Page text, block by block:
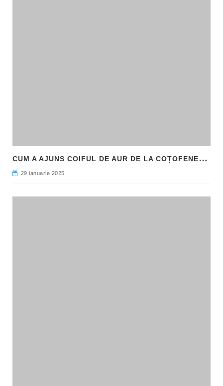
C
UM A AJUNS COIFUL DE AUR DE LA COȚOFENEȘTI ÎN PATRIMONIUL NAȚIONAL
29 ianuarie 2025